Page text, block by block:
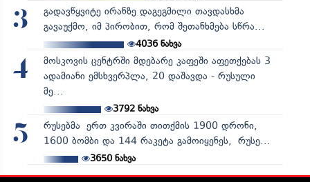
3
გადავწყვიტე ირანზე დაგეგმილი თავდასხმა
გავაუქმო, იმ პირობით, რომ შეთანხმება სწრა...
4036ნახვა
4
მოსკოვის ცენტრში მდებარე კაფეში აფეთქებას 3
ადამიანი ემსხვერპლა, 20 დაშავდა - რუსული
მე...
3792ნახვა
5
რუსებმა ერთ კვირაში თითქმის 1900 დრონი,
1600 ბომბი და 144 რაკეტა გამოიყენეს, რუსე...
3650ნახვა